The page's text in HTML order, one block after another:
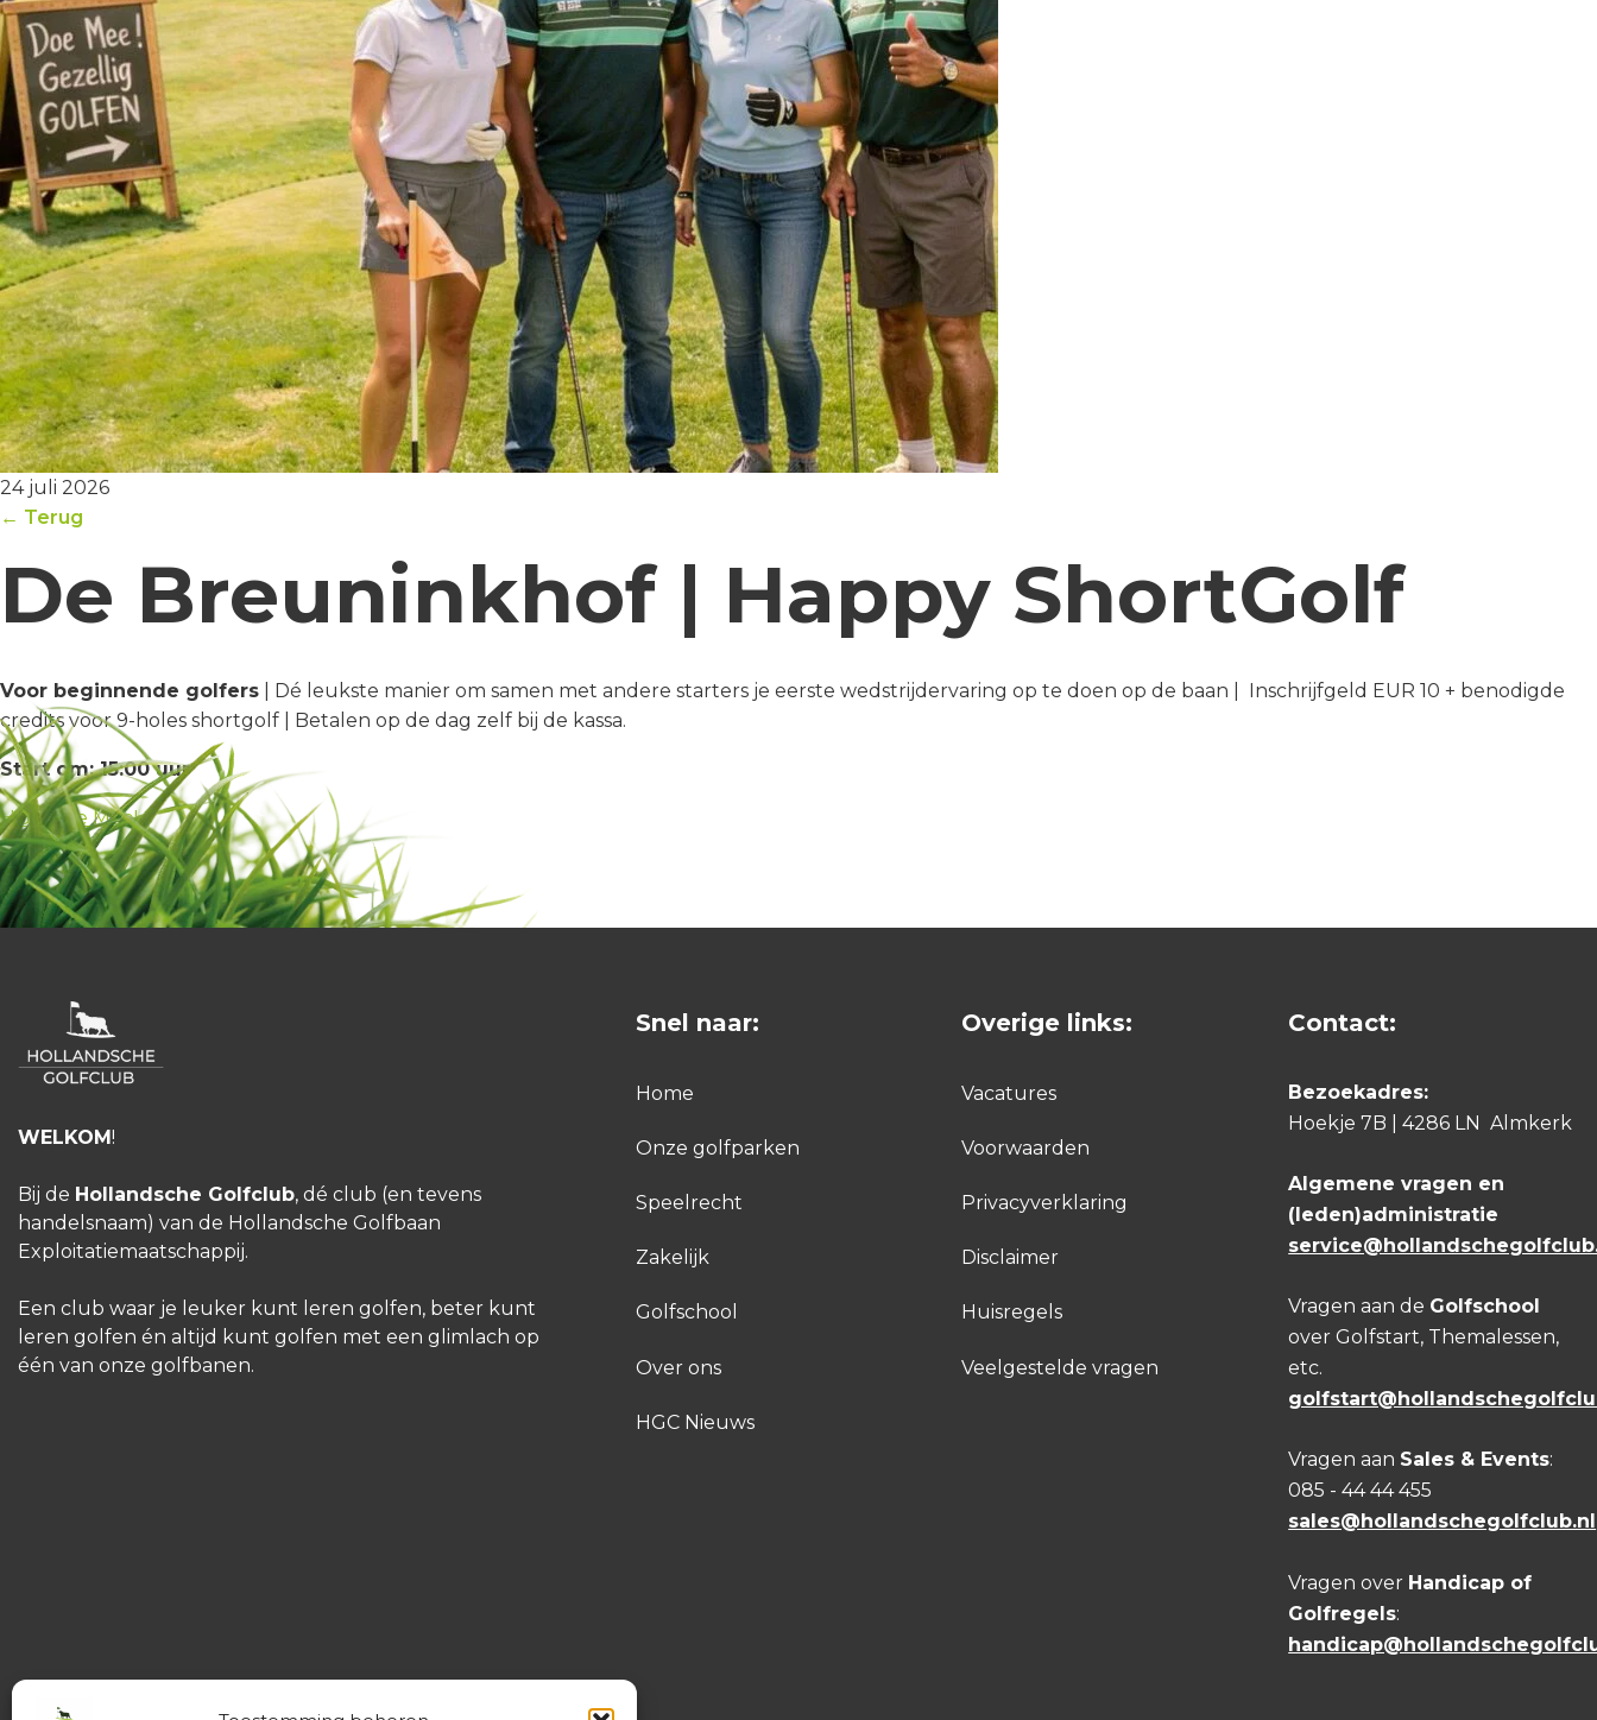
24 juli 2026
← Terug
De Breuninkhof | Happy ShortGolf
Voor beginnende golfers | Dé leukste manier om samen met andere starters je eerste wedstrijdervaring op te doen op de baan | Inschrijfgeld EUR 10 + benodigde
credits voor 9-holes shortgolf | Betalen op de dag zelf bij de kassa.
Start om: 15:00 uur
HGC Doe Mee!
WELKOM!
Bij de Hollandsche Golfclub, dé club (en tevens
handelsnaam) van de Hollandsche Golfbaan
Exploitatiemaatschappij.
Een club waar je leuker kunt leren golfen, beter kunt
leren golfen én altijd kunt golfen met een glimlach op
één van onze golfbanen.
Snel naar:
Home
Onze golfparken
Speelrecht
Zakelijk
Golfschool
Over ons
HGC Nieuws
Overige links:
Vacatures
Voorwaarden
Privacyverklaring
Disclaimer
Huisregels
Veelgestelde vragen
Contact:
Bezoekadres:
Hoekje 7B | 4286 LN Almkerk
Algemene vragen en
(leden)administratie
Vragen aan de Golfschool
over Golfstart, Themalessen,
etc.
Vragen aan Sales & Events:
085 - 44 44 455
sales@hollandschegolfclub.nl
Vragen over Handicap of
Golfregels: